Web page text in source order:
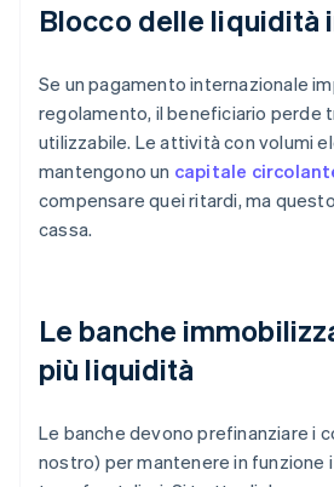
Blocco delle liquidità
Se un pagamento internazionale
regolamento, il beneficiario perde
utilizzabile. Le attività con volumi
mantengono un capitale
compensare quei ritardi, ma
cassa.
Le banche
più liquidità
Le banche devono prefinanziare i
nostro) per mantenere in funzione